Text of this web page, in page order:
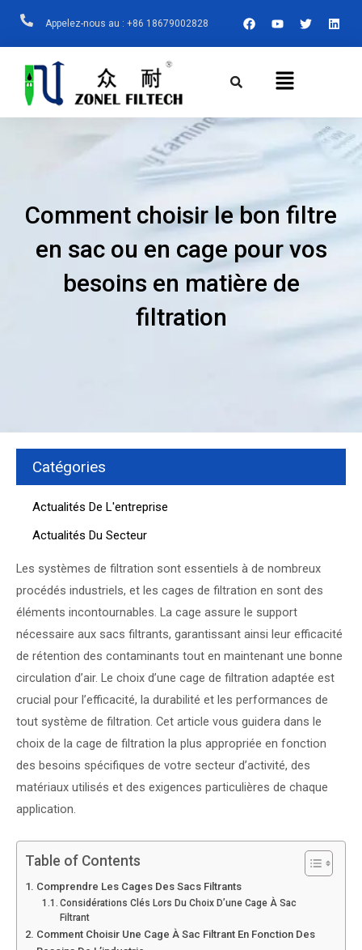
Appelez-nous au : +86 18679002828
F
A
Y
O
B
E
T
W
L
I
Menu
Comment choisir le bon filtre
en sac ou en cage pour vos
besoins en matière de
filtration
Catégories
Actualités De L'entreprise
Actualités Du Secteur
Les systèmes de filtration sont essentiels à de nombreux
procédés industriels, et les cages de filtration en sont des
éléments incontournables. La cage assure le support
nécessaire aux sacs filtrants, garantissant ainsi leur efficacité
de rétention des contaminants tout en maintenant une bonne
circulation d’air. Le choix d’une cage de filtration adaptée est
crucial pour l’efficacité, la durabilité et les performances de
tout système de filtration. Cet article vous guidera dans le
choix de la cage de filtration la plus appropriée en fonction
des besoins spécifiques de votre secteur d’activité, des
matériaux utilisés et des exigences particulières de chaque
application.
Table of Contents
Comprendre Les Cages Des Sacs Filtrants
Considérations Clés Lors Du Choix D’une Cage À Sac
Filtrant
Comment Choisir Une Cage À Sac Filtrant En Fonction Des